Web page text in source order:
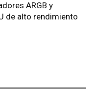
ARGB y
de alto rendimiento